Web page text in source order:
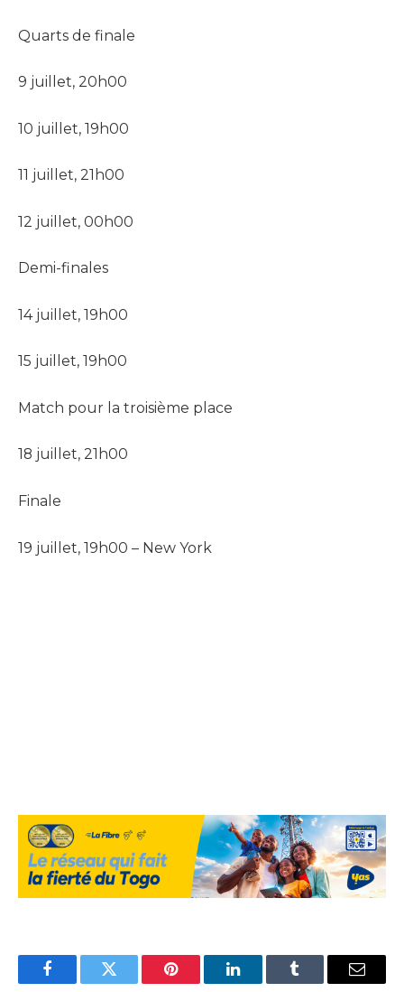
Quarts de finale
9 juillet, 20h00
10 juillet, 19h00
11 juillet, 21h00
12 juillet, 00h00
Demi-finales
14 juillet, 19h00
15 juillet, 19h00
Match pour la troisième place
18 juillet, 21h00
Finale
19 juillet, 19h00 – New York
FacebookTwitter Pinterest LinkedInTumblr Email